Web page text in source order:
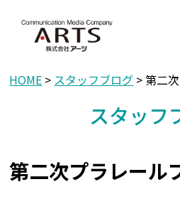
HOME > スタッフブログ > 第二
スタッフ
第二次プラレール